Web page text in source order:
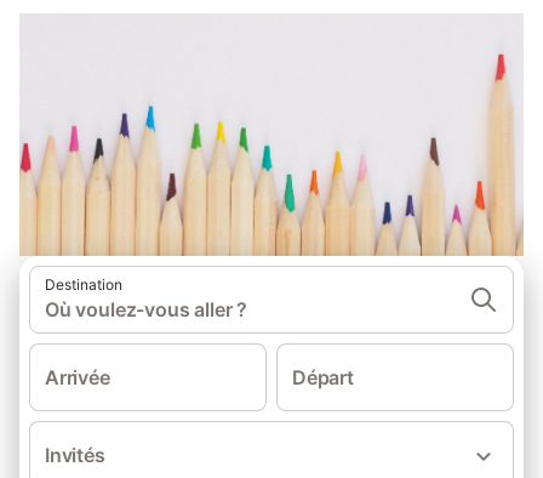
Destination
Où voulez-vous aller ?
Arrivée Départ
Invités